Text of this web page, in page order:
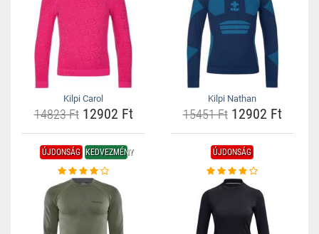
Kilpi Carol
14823 Ft12902 Ft
Kilpi Nathan
15451 Ft12902 Ft
ÚJDONSÁG KEDVEZMÉNY ÚJDONSÁG